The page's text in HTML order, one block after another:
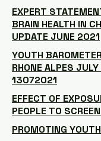
EXPERT
BRAIN HEALTH IN
UPDATE JUNE 2021
YOUTH
RHONE ALPES
13072021
EFFECT OF
PEOPLE TO
PROMOTING